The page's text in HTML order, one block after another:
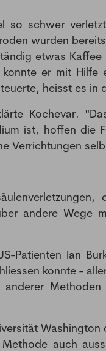
so schwer
wurden
etwas
er mit Hilfe
heisst es in
Kochevar.
ist, hoffen die
Verrichtungen
andere Wege
Patienten Ian
konnte -
Methoden
Washington
auch
die neusten
der Pharmazie